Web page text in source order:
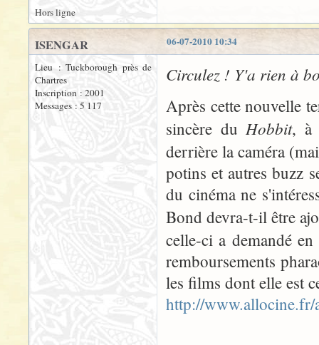
Hors ligne
06-07-2010 10:34
ISENGAR
Lieu : Tuckborough près de
Chartres
Inscription : 2001
Messages : 5 117
Circulez ! Y'a rien à
Après cette nouvelle
sincère duHobbit, à
derrière la caméra
potins et autres buzz
du cinéma ne
Bond devra-t-il être
celle-ci a demandé
remboursements
les films dont elle est
http://